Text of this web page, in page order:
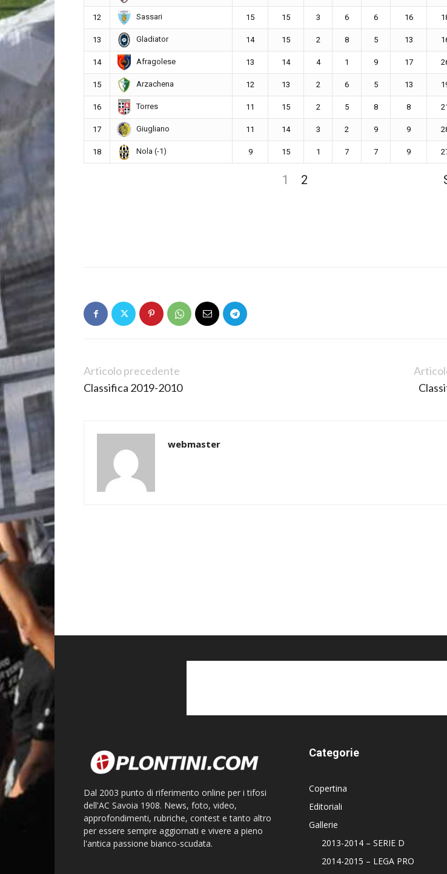
12 Sassari 15 15 3 6 6 16
13 Gladiator 14 15 2 8 5 13
14 Afragolese 13 14 4 1 9 17
15 Arzachena 12 13 2 6 5 13
16 Torres 11 15 2 5 8 8
17 Giugliano 11 14 3 2 9 9
18 Nola (-1) 9 15 1 7 7 9
1 2
Articolo precedente
Classifica 2019-2010
webmaster
Dal 2003 punto di riferimento online per i tifosi
dell'AC Savoia 1908. News, foto, video,
approfondimenti, rubriche, contest e tanto altro
per essere sempre aggiornati e vivere a pieno
l'antica passione bianco-scudata.
Categorie
Copertina
Editoriali
Gallerie
2013-2014 – SERIE D
2014-2015 – LEGA PRO